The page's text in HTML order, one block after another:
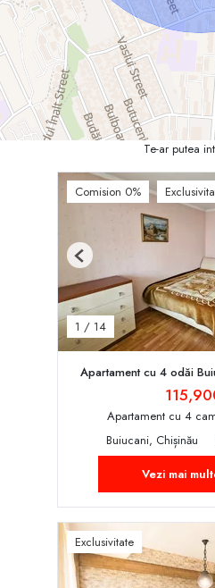
Te-ar putea
Comision 0%
1 / 14
Previous
Apartament cu 4 odăi
Apartament cu 4
Buiucani, Chișinău
Vezi mai
Exclusivitate